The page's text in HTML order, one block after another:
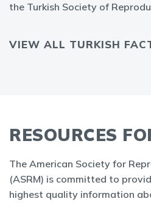
the Turkish Society of
VIEW ALL TURKISH
RESOURCES
The American Society for
(ASRM) is committed to
highest quality information